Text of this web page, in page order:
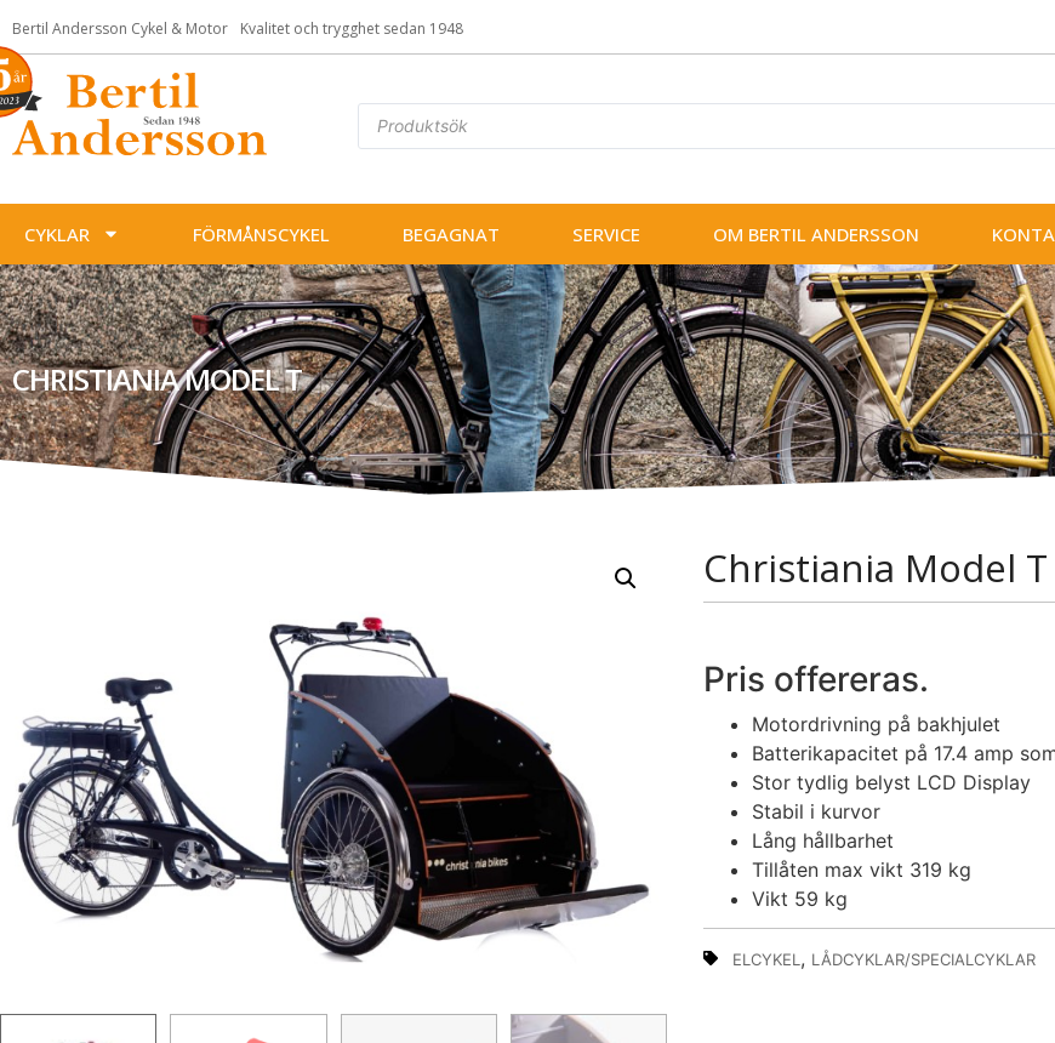
Bertil Andersson Cykel & Motor Kvalitet och trygghet sedan 1948
CYKLAR FÖRMÅNSCYKEL BEGAGNAT SERVICE OM BERTIL ANDERSSON
CHRISTIANIA MODEL T
Christiania Model T
Pris offereras.
Motordrivning på bakhjulet
Batterikapacitet på 17.4 amp
Stor tydlig belyst LCD Display
Stabil i kurvor
Lång hållbarhet
Tillåten max vikt 319 kg
Vikt 59 kg
ELCYKEL , LÅDCYKLAR/SPECIALCYKLAR